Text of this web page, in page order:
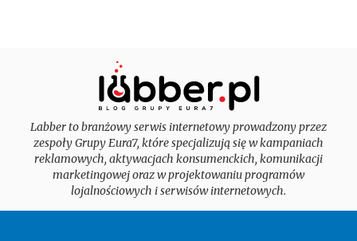
Labber to branżowy serwis internetowy prowadzony przez
zespoły Grupy Eura7, które specjalizują się w kampaniach
reklamowych, aktywacjach konsumenckich, komunikacji
marketingowej oraz w projektowaniu programów
lojalnościowych i serwisów internetowych.